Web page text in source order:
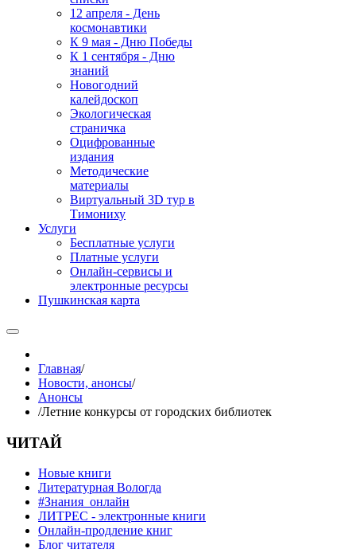
12 апреля - День
космонавтики
К 9 мая - Дню Победы
К 1 сентября - Дню
знаний
Новогодний
калейдоскоп
Экологическая
страничка
Оцифрованные
издания
Методические
материалы
Виртуальный 3D тур в
Тимониху
Услуги
Бесплатные услуги
Платные услуги
Онлайн-сервисы и
электронные ресурсы
Пушкинская карта
Главная/
Новости, анонсы/
Анонсы
/Летние конкурсы от городских библиотек
ЧИТАЙ
Новые книги
Литературная Вологда
#Знания_онлайн
ЛИТРЕС - электронные книги
Онлайн-продление книг
Блог читателя